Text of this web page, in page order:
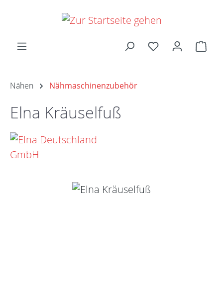
Zum Hauptinhalt springen
Nähen Nähmaschinenzubehör
Elna Kräuselfuß
Bildergalerie überspringen